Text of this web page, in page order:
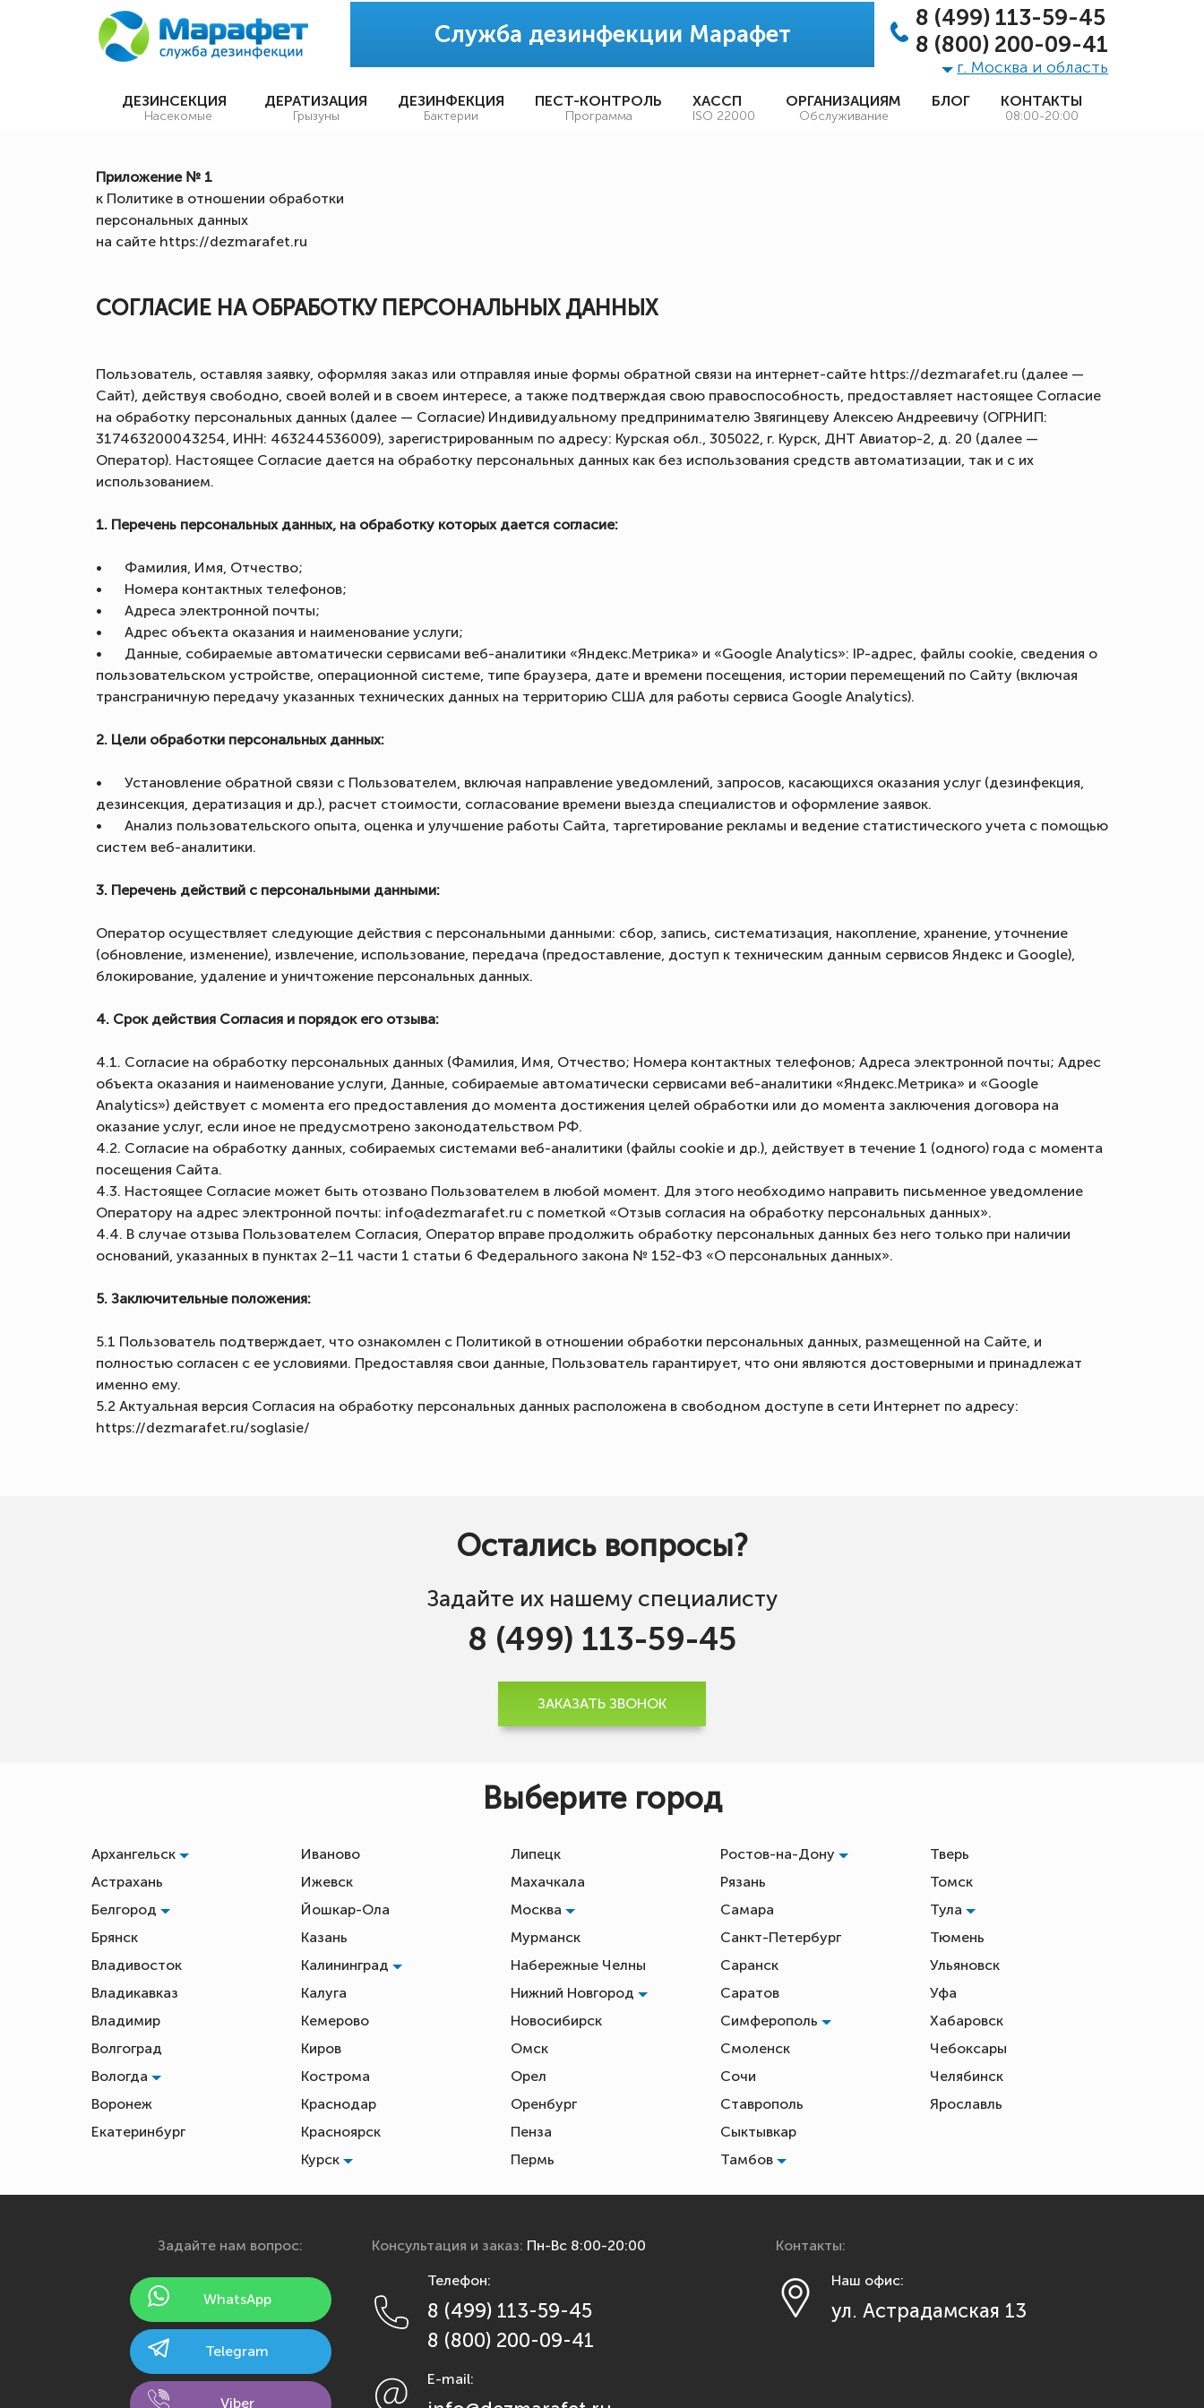
Служба дезинфекции Марафет
8 (499) 113-59-45
8 (800) 200-09-41
г. Москва и область
ДЕЗИНСЕКЦИЯ
Насекомые
ДЕРАТИЗАЦИЯ
Грызуны
ДЕЗИНФЕКЦИЯ
Бактерии
ПЕСТ-КОНТРОЛЬ
Программа
ХАССП
ISO 22000
ОРГАНИЗАЦИЯМ
Обслуживание
БЛОГ КОНТАКТЫ
08:00-20:00
Приложение № 1
к Политике в отношении обработки
персональных данных
на сайте https://dezmarafet.ru
СОГЛАСИЕ НА ОБРАБОТКУ ПЕРСОНАЛЬНЫХ ДАННЫХ
Пользователь, оставляя заявку, оформляя заказ или отправляя иные формы обратной связи на интернет-сайте https://dezmarafet.ru (далее —
Сайт), действуя свободно, своей волей и в своем интересе, а также подтверждая свою правоспособность, предоставляет настоящее Согласие
на обработку персональных данных (далее — Согласие) Индивидуальному предпринимателю Звягинцеву Алексею Андреевичу (ОГРНИП:
317463200043254, ИНН: 463244536009), зарегистрированным по адресу: Курская обл., 305022, г. Курск, ДНТ Авиатор-2, д. 20 (далее —
Оператор). Настоящее Согласие дается на обработку персональных данных как без использования средств автоматизации, так и с их
использованием.
1. Перечень персональных данных, на обработку которых дается согласие:
•
Фамилия, Имя, Отчество;
•
Номера контактных телефонов;
•
Адреса электронной почты;
•
Адрес объекта оказания и наименование услуги;
•
Данные, собираемые автоматически сервисами веб-аналитики «Яндекс.Метрика» и «Google Analytics»: IP-адрес, файлы cookie, сведения о
пользовательском устройстве, операционной системе, типе браузера, дате и времени посещения, истории перемещений по Сайту (включая
трансграничную передачу указанных технических данных на территорию США для работы сервиса Google Analytics).
2. Цели обработки персональных данных:
•
Установление обратной связи с Пользователем, включая направление уведомлений, запросов, касающихся оказания услуг (дезинфекция,
дезинсекция, дератизация и др.), расчет стоимости, согласование времени выезда специалистов и оформление заявок.
•
Анализ пользовательского опыта, оценка и улучшение работы Сайта, таргетирование рекламы и ведение статистического учета с помощью
систем веб-аналитики.
3. Перечень действий с персональными данными:
Оператор осуществляет следующие действия с персональными данными: сбор, запись, систематизация, накопление, хранение, уточнение
(обновление, изменение), извлечение, использование, передача (предоставление, доступ к техническим данным сервисов Яндекс и Google),
блокирование, удаление и уничтожение персональных данных.
4. Срок действия Согласия и порядок его отзыва:
4.1. Согласие на обработку персональных данных (Фамилия, Имя, Отчество; Номера контактных телефонов; Адреса электронной почты; Адрес
объекта оказания и наименование услуги, Данные, собираемые автоматически сервисами веб-аналитики «Яндекс.Метрика» и «Google
Analytics») действует с момента его предоставления до момента достижения целей обработки или до момента заключения договора на
оказание услуг, если иное не предусмотрено законодательством РФ.
4.2. Согласие на обработку данных, собираемых системами веб-аналитики (файлы cookie и др.), действует в течение 1 (одного) года с момента
посещения Сайта.
4.3. Настоящее Согласие может быть отозвано Пользователем в любой момент. Для этого необходимо направить письменное уведомление
Оператору на адрес электронной почты: info@dezmarafet.ru с пометкой «Отзыв согласия на обработку персональных данных».
4.4. В случае отзыва Пользователем Согласия, Оператор вправе продолжить обработку персональных данных без него только при наличии
оснований, указанных в пунктах 2–11 части 1 статьи 6 Федерального закона № 152-ФЗ «О персональных данных».
5. Заключительные положения:
5.1 Пользователь подтверждает, что ознакомлен с Политикой в отношении обработки персональных данных, размещенной на Сайте, и
полностью согласен с ее условиями. Предоставляя свои данные, Пользователь гарантирует, что они являются достоверными и принадлежат
именно ему.
5.2 Актуальная версия Согласия на обработку персональных данных расположена в свободном доступе в сети Интернет по адресу:
https://dezmarafet.ru/soglasie/
Остались вопросы?
Задайте их нашему специалисту
8 (499) 113-59-45
ЗАКАЗАТЬ ЗВОНОК
Выберите город
Архангельск
Астрахань
Белгород
Брянск
Владивосток
Владикавказ
Владимир
Волгоград
Вологда
Воронеж
Екатеринбург
Иваново
Ижевск
Йошкар-Ола
Казань
Калининград
Калуга
Кемерово
Киров
Кострома
Краснодар
Красноярск
Курск
Липецк
Махачкала
Москва
Мурманск
Набережные Челны
Нижний Новгород
Новосибирск
Омск
Орел
Оренбург
Пенза
Пермь
Ростов-на-Дону
Рязань
Самара
Санкт-Петербург
Саранск
Саратов
Симферополь
Смоленск
Сочи
Ставрополь
Сыктывкар
Тамбов
Тверь
Томск
Тула
Тюмень
Ульяновск
Уфа
Хабаровск
Чебоксары
Челябинск
Ярославль
Задайте нам вопрос:
WhatsApp
Telegram
Viber
Консультация и заказ: Пн-Вс 8:00-20:00
Телефон:
8 (499) 113-59-45
8 (800) 200-09-41
E-mail:
Контакты:
Наш офис:
ул. Астрадамская 13